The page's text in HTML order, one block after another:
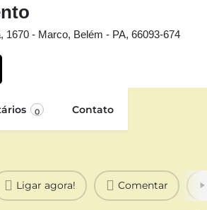
1670 - Marco, Belém - PA, 66093-674
0 Contato
Ligar agora! Comentar